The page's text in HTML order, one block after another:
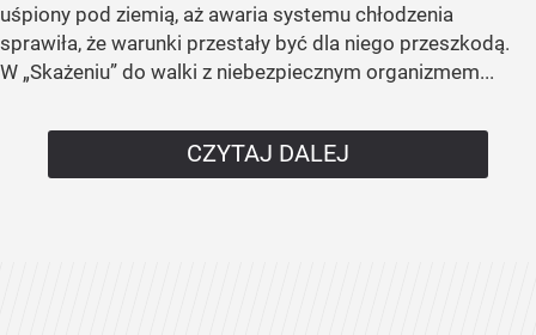
uśpiony pod ziemią, aż awaria systemu chłodzenia
sprawiła, że warunki przestały być dla niego przeszkodą.
W „Skażeniu” do walki z niebezpiecznym organizmem...
CZYTAJ DALEJ